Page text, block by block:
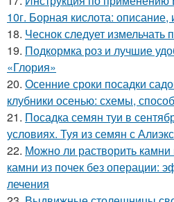
10г. Борная кислота: описание,
18. Чеснок следует измельчать
19. Подкормка роз и лучшие
«Глория»
20. Осенние сроки посадки
клубники осенью: схемы,
21. Посадка семян туи в
условиях. Туя из семян с
22. Можно ли растворить камни
камни из почек без операции:
лечения